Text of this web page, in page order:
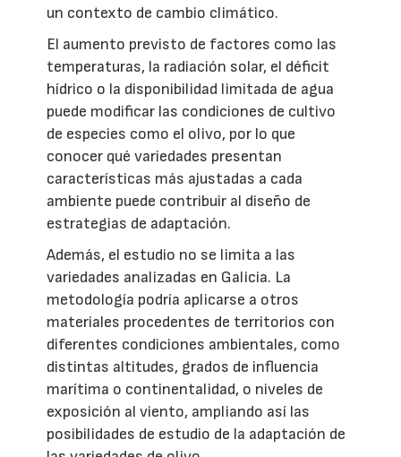
un contexto de cambio climático.
El aumento previsto de factores como las
temperaturas, la radiación solar, el déficit
hídrico o la disponibilidad limitada de agua
puede modificar las condiciones de cultivo
de especies como el olivo, por lo que
conocer qué variedades presentan
características más ajustadas a cada
ambiente puede contribuir al diseño de
estrategias de adaptación.
Además, el estudio no se limita a las
variedades analizadas en Galicia. La
metodología podría aplicarse a otros
materiales procedentes de territorios con
diferentes condiciones ambientales, como
distintas altitudes, grados de influencia
marítima o continentalidad, o niveles de
exposición al viento, ampliando así las
posibilidades de estudio de la adaptación de